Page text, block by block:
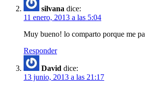
silvana dice:
11 enero, 2013 a las 5:04
Muy bueno! lo comparto porque me
Responder
David dice:
13 junio, 2013 a las 21:17